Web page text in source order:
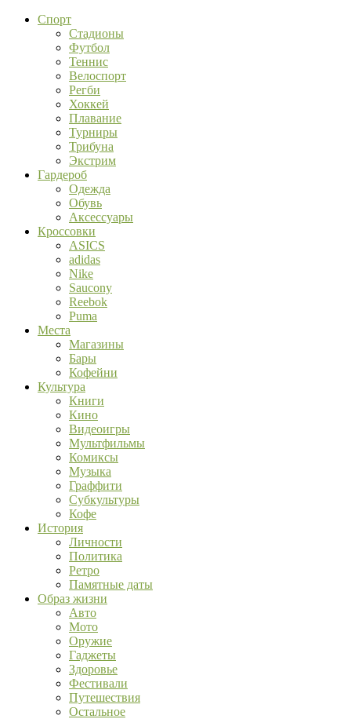
Спорт
Стадионы
Футбол
Теннис
Велоспорт
Регби
Хоккей
Плавание
Турниры
Трибуна
Экстрим
Гардероб
Одежда
Обувь
Аксессуары
Кроссовки
ASICS
adidas
Nike
Saucony
Reebok
Puma
Места
Магазины
Бары
Кофейни
Культура
Книги
Кино
Видеоигры
Мультфильмы
Комиксы
Музыка
Граффити
Субкультуры
Кофе
История
Личности
Политика
Ретро
Памятные даты
Образ жизни
Авто
Мото
Оружие
Гаджеты
Здоровье
Фестивали
Путешествия
Остальное